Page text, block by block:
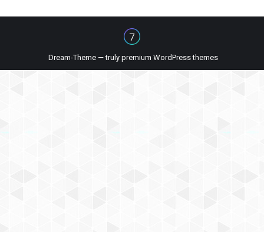
Dream-Theme — truly premium WordPress themes